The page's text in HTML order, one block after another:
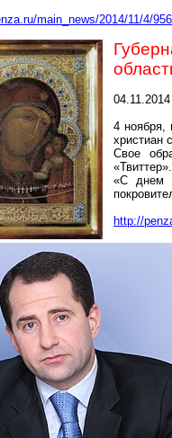
main_news/2014/11/4/
04.11.2014
4 ноября,
христиан
Свое
«Твиттер».
«С днем
http://